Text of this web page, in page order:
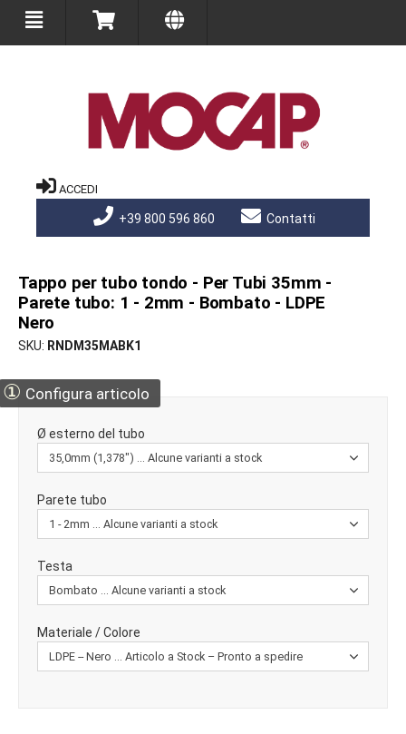
ACCEDI
+39 800 596 860 Contatti
Tappo per tubo tondo - Per Tubi 35mm -
Parete tubo: 1 - 2mm - Bombato - LDPE
Nero
SKU RNDM35MABK1
① Configura articolo
Ø esterno del tubo
Parete tubo
Testa
Materiale / Colore